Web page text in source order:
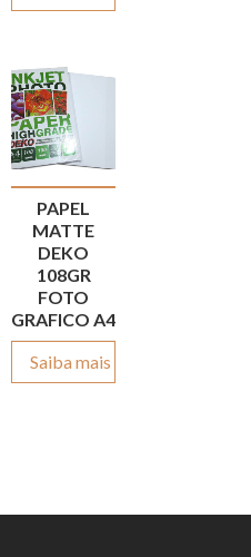
PAPEL
MATTE
DEKO
108GR
FOTO
GRAFICO A4
Saiba mais